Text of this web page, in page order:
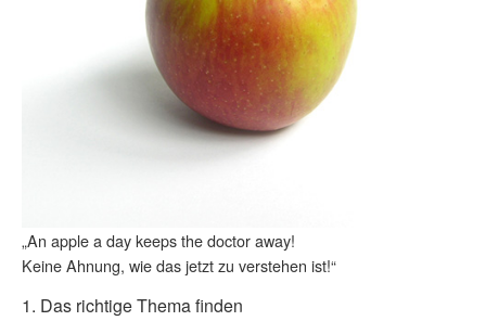
„An apple a day keeps the doctor away!
Keine Ahnung, wie das jetzt zu verstehen ist!“
1. Das richtige Thema finden